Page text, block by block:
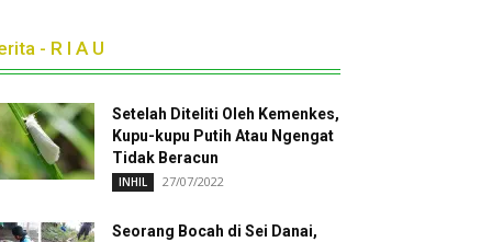
- R I A U
Setelah Diteliti Oleh Kemenkes,
Kupu-kupu Putih Atau Ngengat
Tidak Beracun
INHIL 27/07/2022
Seorang Bocah di Sei Danai,